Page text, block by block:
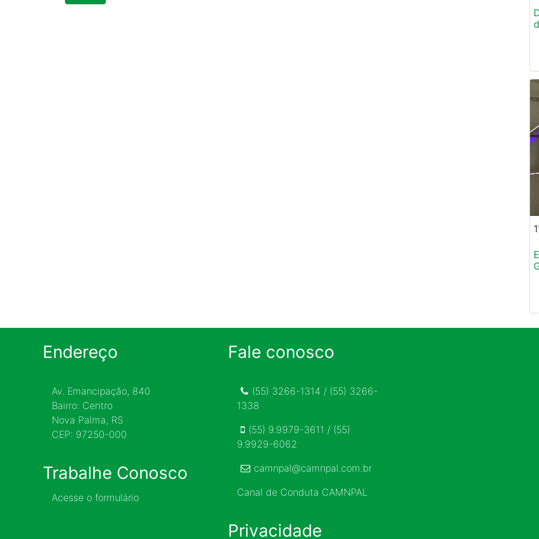
Endereço
Av. Emancipação, 840
Bairro: Centro
Nova Palma, RS
CEP: 97250-000
Trabalhe Conosco
Acesse o formulário
Fale conosco
(55) 3266-1314 / (55) 3266-
1338
(55) 9.9979-3611 / (55)
9.9929-6062
camnpal@camnpal.com.br
Canal de Conduta CAMNPAL
Privacidade